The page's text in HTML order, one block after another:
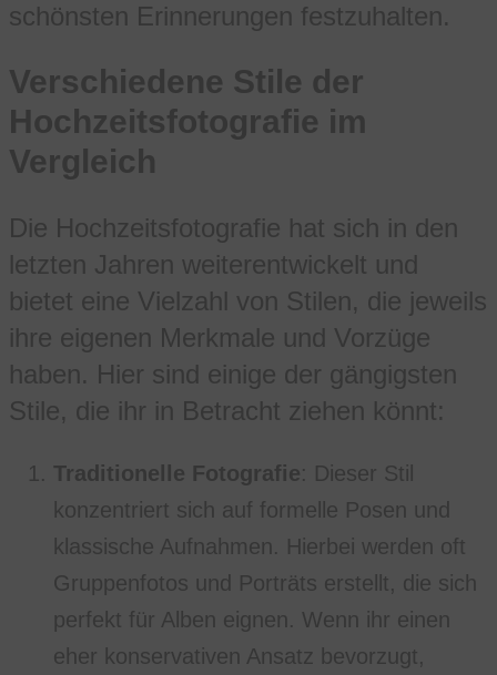
schönsten Erinnerungen festzuhalten.
Verschiedene Stile der
Hochzeitsfotografie im
Vergleich
Die Hochzeitsfotografie hat sich in den
letzten Jahren weiterentwickelt und
bietet eine Vielzahl von Stilen, die jeweils
ihre eigenen Merkmale und Vorzüge
haben. Hier sind einige der gängigsten
Stile, die ihr in Betracht ziehen könnt:
Traditionelle Fotografie: Dieser Stil
konzentriert sich auf formelle Posen und
klassische Aufnahmen. Hierbei werden oft
Gruppenfotos und Porträts erstellt, die sich
perfekt für Alben eignen. Wenn ihr einen
eher konservativen Ansatz bevorzugt,